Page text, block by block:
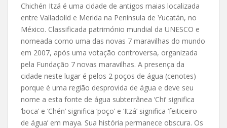
Chichén Itzá é uma cidade de antigos maias localizada
entre Valladolid e Merida na Península de Yucatán, no
México. Classificada património mundial da UNESCO e
nomeada como uma das novas 7 maravilhas do mundo
em 2007, após uma votação controversa, organizada
pela Fundação 7 novas maravilhas. A presença da
cidade neste lugar é pelos 2 poços de água (cenotes)
porque é uma região desprovida de água e deve seu
nome a esta fonte de água subterrânea ‘Chi’ significa
‘boca’ e ‘Chén’ significa ‘poço’ e ‘Itzá’ significa ‘feiticeiro
de água’ em maya. Sua história permanece obscura. Os